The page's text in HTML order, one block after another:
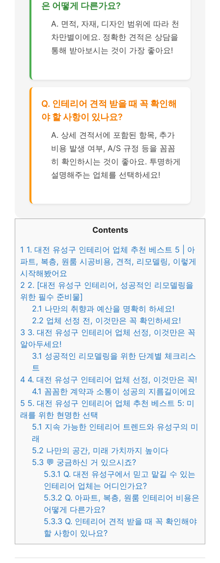
은 어떻게 다른가요?
A. 면적, 자재, 디자인 범위에 따라 천
차만별이에요. 정확한 견적은 상담을
통해 받아보시는 것이 가장 좋아요!
Q. 인테리어 견적 받을 때 꼭 확인해
야 할 사항이 있나요?
A. 상세 견적서에 포함된 항목, 추가
비용 발생 여부, A/S 규정 등을 꼼꼼
히 확인하시는 것이 좋아요. 투명하게
설명해주는 업체를 선택하세요!
Contents
1 1. 대전 유성구 인테리어 업체 추천 베스트 5 | 아
파트, 복층, 원룸 시공비용, 견적, 리모델링, 이렇게
시작해봤어요
2 2. [대전 유성구 인테리어, 성공적인 리모델링을
위한 필수 준비물]
2.1 나만의 취향과 예산을 명확히 하세요!
2.2 업체 선정 전, 이것만은 꼭 확인하세요!
3 3. 대전 유성구 인테리어 업체 선정, 이것만은 꼭
알아두세요!
3.1 성공적인 리모델링을 위한 단계별 체크리스
트
4 4. 대전 유성구 인테리어 업체 선정, 이것만은 꼭!
4.1 꼼꼼한 계약과 소통이 성공의 지름길이에요
5 5. 대전 유성구 인테리어 업체 추천 베스트 5: 미
래를 위한 현명한 선택
5.1 지속 가능한 인테리어 트렌드와 유성구의 미
래
5.2 나만의 공간, 미래 가치까지 높이다
5.3 💬 궁금하신 거 있으시죠?
5.3.1 Q. 대전 유성구에서 믿고 맡길 수 있는
인테리어 업체는 어디인가요?
5.3.2 Q. 아파트, 복층, 원룸 인테리어 비용은
어떻게 다른가요?
5.3.3 Q. 인테리어 견적 받을 때 꼭 확인해야
할 사항이 있나요?